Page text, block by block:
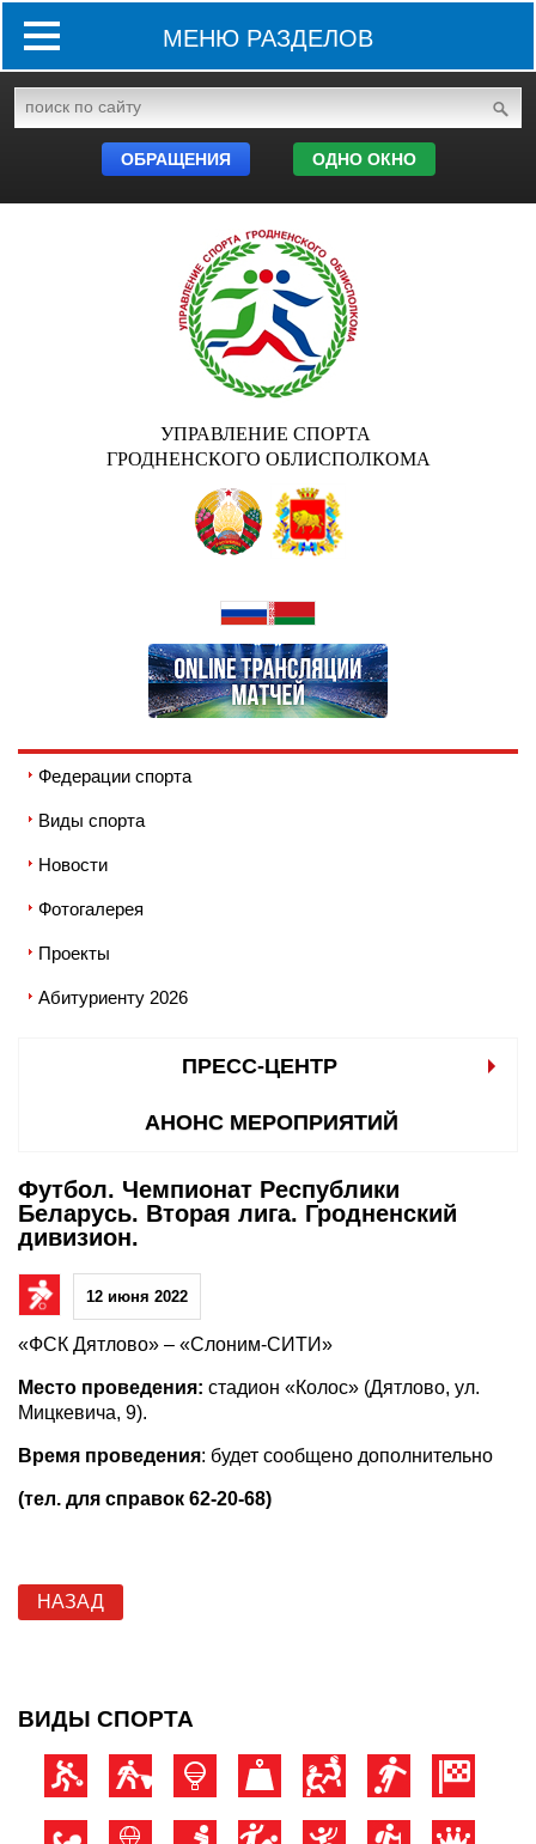
МЕНЮ РАЗДЕЛОВ
ОБРАЩЕНИЯ ОДНО ОКНО
УПРАВЛЕНИЕ СПОРТА
ГРОДНЕНСКОГО ОБЛИСПОЛКОМА
Федерации спорта
Виды спорта
Новости
Фотогалерея
Проекты
Абитуриенту 2026
ПРЕСС-ЦЕНТР
АНОНС МЕРОПРИЯТИЙ
Футбол. Чемпионат Республики
Беларусь. Вторая лига. Гродненский
дивизион.
12 июня 2022
«ФСК Дятлово» – «Слоним-СИТИ»
Место проведения: стадион «Колос» (Дятлово, ул.
Мицкевича, 9).
Время проведения: будет сообщено дополнительно
(тел. для справок 62-20-68)
НАЗАД
ВИДЫ СПОРТА